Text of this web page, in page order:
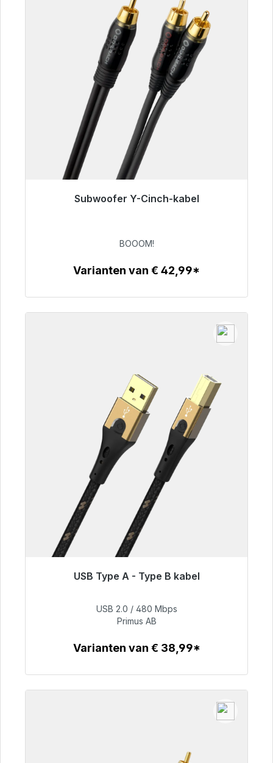
Subwoofer Y-Cinch-kabel
Klaar voor onmiddellijke verzending, levertijd
€ 53,49
BOOOM!
Varianten van € 42,99*
USB Type A - Type B kabel
Klaar voor onmiddellijke verzending, levertijd
€ 76,99
USB 2.0 / 480 Mbps
Primus AB
Varianten van € 38,99*